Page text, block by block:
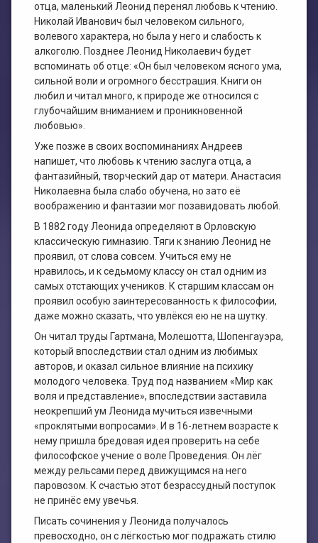
отца, маленький Леонид перенял любовь к чтению.
Николай Иванович был человеком сильного,
волевого характера, но была у него и слабость к
алкоголю. Позднее Леонид Николаевич будет
вспоминать об отце: «Он был человеком ясного ума,
сильной воли и огромного бесстрашия. Книги он
любил и читал много, к природе же относился с
глубочайшим вниманием и проникновенной
любовью».
Уже позже в своих воспоминаниях Андреев
напишет, что любовь к чтению заслуга отца, а
фантазийный, творческий дар от матери. Анастасия
Николаевна была слабо обучена, но зато её
воображению и фантазии мог позавидовать любой.
В 1882 году Леонида определяют в Орловскую
классическую гимназию. Тяги к знанию Леонид не
проявил, от слова совсем. Учиться ему не
нравилось, и к седьмому классу он стал одним из
самых отстающих учеников. К старшим классам он
проявил особую заинтересованность к философии,
даже можно сказать, что увлёкся ею не на шутку.
Он читал труды Гартмана, Молешотта, Шопенгауэра,
который впоследствии стал одним из любимых
авторов, и оказал сильное влияние на психику
молодого человека. Труд под названием «Мир как
воля и представление», впоследствии заставила
неокрепший ум Леонида мучиться извечными
«проклятыми вопросами». И в 16-летнем возрасте к
нему пришла бредовая идея проверить на себе
философское учение о воле Проведения. Он лёг
между рельсами перед движущимся на него
паровозом. К счастью этот безрассудный поступок
не принёс ему увечья.
Писать сочинения у Леонида получалось
превосходно, он с лёгкостью мог подражать стилю